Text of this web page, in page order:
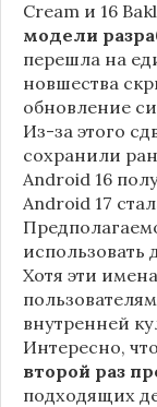
Cream и 16
модели
перешла на
новшества
обновление
Из-за этого
сохранили
Android 16
Android 17
использовать
Хотя эти
внутренней
Интересно,
второй раз
подходящих